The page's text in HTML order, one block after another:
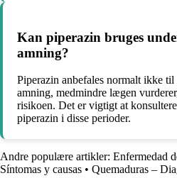
Kan piperazin bruges
amning?
Piperazin anbefales normalt ikke
amning, medmindre lægen
risikoen. Det er vigtigt at
piperazin i disse perioder.
Andre populære artikler: Enfermedad
Síntomas y causas • Quemaduras –